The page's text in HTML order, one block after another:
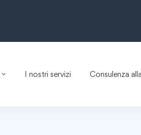
I nostri servizi Consulenza